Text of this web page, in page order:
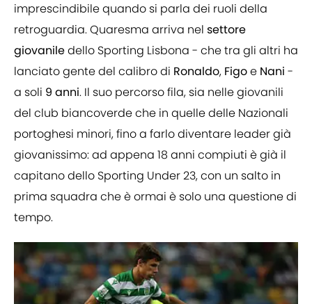
imprescindibile quando si parla dei ruoli della
retroguardia. Quaresma arriva nel settore
giovaniledello Sporting Lisbona - che tra gli altri ha
lanciato gente del calibro di Ronaldo, Figoe Nani -
a soli 9 anni. Il suo percorso fila, sia nelle giovanili
del club biancoverde che in quelle delle Nazionali
portoghesi minori, fino a farlo diventare leader già
giovanissimo: ad appena 18 anni compiuti è già il
capitano dello Sporting Under 23, con un salto in
prima squadra che è ormai è solo una questione di
tempo.